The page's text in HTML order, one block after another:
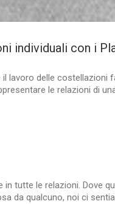
individuali con i
lavoro delle
le relazioni di
in tutte le relazioni.
da qualcuno, noi ci